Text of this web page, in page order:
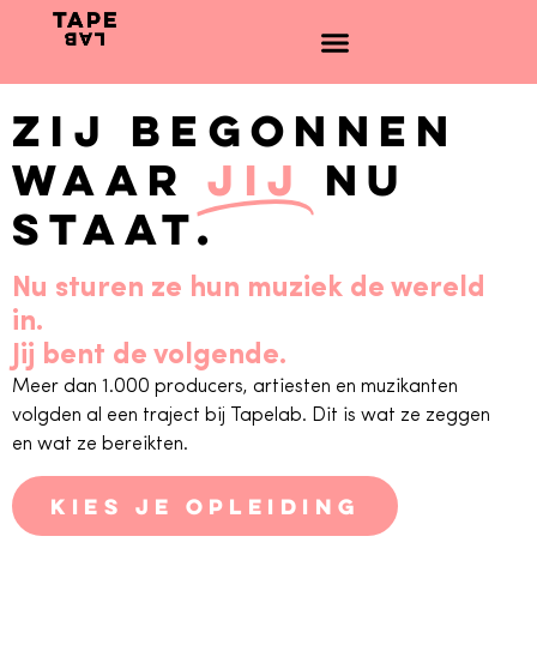
ZIJ BEGONNEN
WAAR JIJ
NU
STAAT.
Nu sturen ze hun muziek de wereld
in.
Jij bent de volgende.
Meer dan 1.000 producers, artiesten en muzikanten
volgden al een traject bij Tapelab. Dit is wat ze zeggen
en wat ze bereikten.
KIES JE OPLEIDING